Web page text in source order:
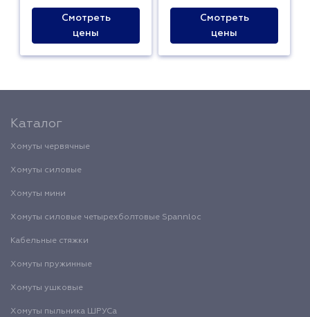
Смотреть
цены
Смотреть
цены
Каталог
Хомуты червячные
Хомуты силовые
Хомуты мини
Хомуты силовые четырехболтовые Spannloc
Кабельные стяжки
Хомуты пружинные
Хомуты ушковые
Хомуты пыльника ШРУСа